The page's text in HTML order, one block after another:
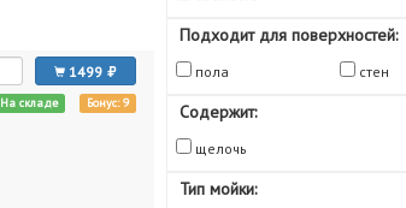
Подходит для поверхностей:
пола стен
Содержит:
щелочь
Тип мойки:
1499
На складе Бонус: 9